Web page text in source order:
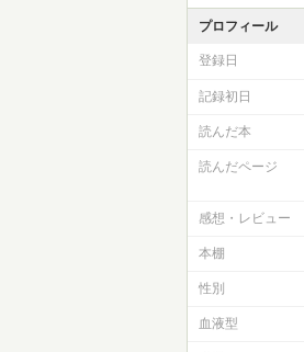
プロフィール
登録日
記録初日
読んだ本
読んだページ
感想・レビュー
本棚
性別
血液型